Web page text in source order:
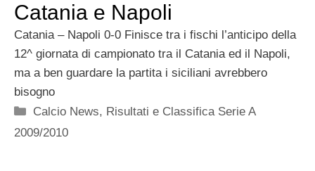
Catania e Napoli
Catania – Napoli 0-0 Finisce tra i fischi l’anticipo della
12^ giornata di campionato tra il Catania ed il Napoli,
ma a ben guardare la partita i siciliani avrebbero
bisogno
Categorie
Calcio News, Risultati e Classifica Serie A
2009/2010